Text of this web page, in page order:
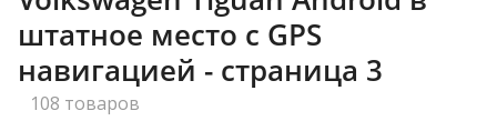
штатное место с GPS
навигацией - страница 3
108 товаров